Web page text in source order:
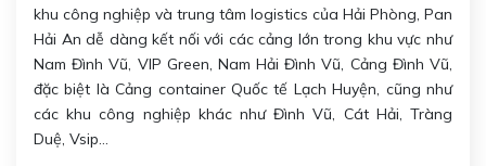
khu công nghiệp và trung tâm logistics của Hải Phòng, Pan
Hải An dễ dàng kết nối với các cảng lớn trong khu vực như
Nam Đình Vũ, VIP Green, Nam Hải Đình Vũ, Cảng Đình Vũ,
đặc biệt là Cảng container Quốc tế Lạch Huyện, cũng như
các khu công nghiệp khác như Đình Vũ, Cát Hải, Tràng
Duệ, Vsip…